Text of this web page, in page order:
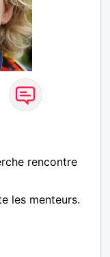
rencontre
les menteurs.